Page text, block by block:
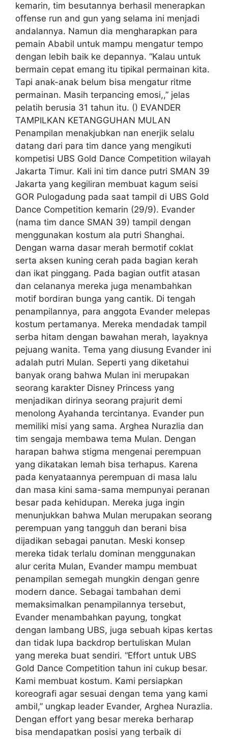
kemarin, tim besutannya berhasil menerapkan
offense run and gun yang selama ini menjadi
andalannya. Namun dia mengharapkan para
pemain Ababil untuk mampu mengatur tempo
dengan lebih baik ke depannya. “Kalau untuk
bermain cepat emang itu tipikal permainan kita.
Tapi anak-anak belum bisa mengatur ritme
permainan. Masih terpancing emosi,,” jelas
pelatih berusia 31 tahun itu. () EVANDER
TAMPILKAN KETANGGUHAN MULAN
Penampilan menakjubkan nan enerjik selalu
datang dari para tim dance yang mengikuti
kompetisi UBS Gold Dance Competition wilayah
Jakarta Timur. Kali ini tim dance putri SMAN 39
Jakarta yang kegiliran membuat kagum seisi
GOR Pulogadung pada saat tampil di UBS Gold
Dance Competition kemarin (29/9). Evander
(nama tim dance SMAN 39) tampil dengan
menggunakan kostum ala putri Shanghai.
Dengan warna dasar merah bermotif coklat
serta aksen kuning cerah pada bagian kerah
dan ikat pinggang. Pada bagian outfit atasan
dan celananya mereka juga menambahkan
motif bordiran bunga yang cantik. Di tengah
penampilannya, para anggota Evander melepas
kostum pertamanya. Mereka mendadak tampil
serba hitam dengan bawahan merah, layaknya
pejuang wanita. Tema yang diusung Evander ini
adalah putri Mulan. Seperti yang diketahui
banyak orang bahwa Mulan ini merupakan
seorang karakter Disney Princess yang
menjadikan dirinya seorang prajurit demi
menolong Ayahanda tercintanya. Evander pun
memiliki misi yang sama. Arghea Nurazlia dan
tim sengaja membawa tema Mulan. Dengan
harapan bahwa stigma mengenai perempuan
yang dikatakan lemah bisa terhapus. Karena
pada kenyataannya perempuan di masa lalu
dan masa kini sama-sama mempunyai peranan
besar pada kehidupan. Mereka juga ingin
menunjukkan bahwa Mulan merupakan seorang
perempuan yang tangguh dan berani bisa
dijadikan sebagai panutan. Meski konsep
mereka tidak terlalu dominan menggunakan
alur cerita Mulan, Evander mampu membuat
penampilan semegah mungkin dengan genre
modern dance. Sebagai tambahan demi
memaksimalkan penampilannya tersebut,
Evander menambahkan payung, tongkat
dengan lambang UBS, juga sebuah kipas kertas
dan tidak lupa backdrop bertuliskan Mulan
yang mereka buat sendiri. “Effort untuk UBS
Gold Dance Competition tahun ini cukup besar.
Kami membuat kostum. Kami persiapkan
koreografi agar sesuai dengan tema yang kami
ambil,” ungkap leader Evander, Arghea Nurazlia.
Dengan effort yang besar mereka berharap
bisa mendapatkan posisi yang terbaik di